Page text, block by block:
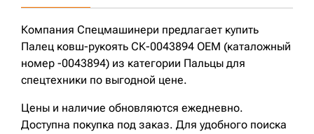
Компания Спецмашинери предлагает купить
Палец ковш-рукоять СК-0043894 OEM (каталожный
номер -0043894) из категории Пальцы для
спецтехники по выгодной цене.
Цены и наличие обновляются ежедневно.
Доступна покупка под заказ. Для удобного поиска